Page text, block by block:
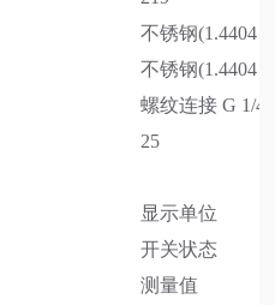
不锈钢(1.4404 /
不锈钢(1.4404
螺纹连接 G 1/4
25
显示单位
开关状态
测量值